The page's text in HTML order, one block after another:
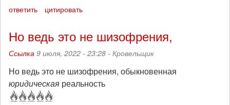
ответить цитировать
Но ведь это не шизофрения,
Ссылка 9 июля, 2022 - 23:28 - Кровельщик
Но ведь это не шизофрения, обыкновенная
юридическая реальность